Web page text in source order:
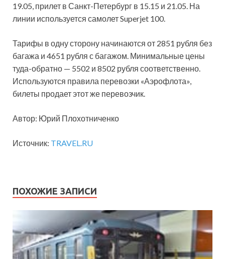
19.05, прилет в Санкт-Петербург в 15.15 и 21.05. На
линии используется самолет Superjet 100.
Тарифы в одну сторону начинаются от 2851 рубля без
багажа и 4651 рубля с багажом. Минимальные цены
туда-обратно — 5502 и 8502 рубля соответственно.
Используются правила перевозки «Аэрофлота»,
билеты продает этот же перевозчик.
Автор: Юрий Плохотниченко
Источник: TRAVEL.RU
ПОХОЖИЕ ЗАПИСИ